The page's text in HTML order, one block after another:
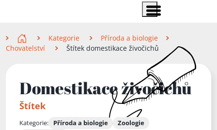
Zobrazit položky menu
Kategorie
Příroda a biologie
Chovatelství
Štítek domestikace živočichů
Domestikace živočichů
Štítek
Kategorie: Příroda a biologie
Zoologie